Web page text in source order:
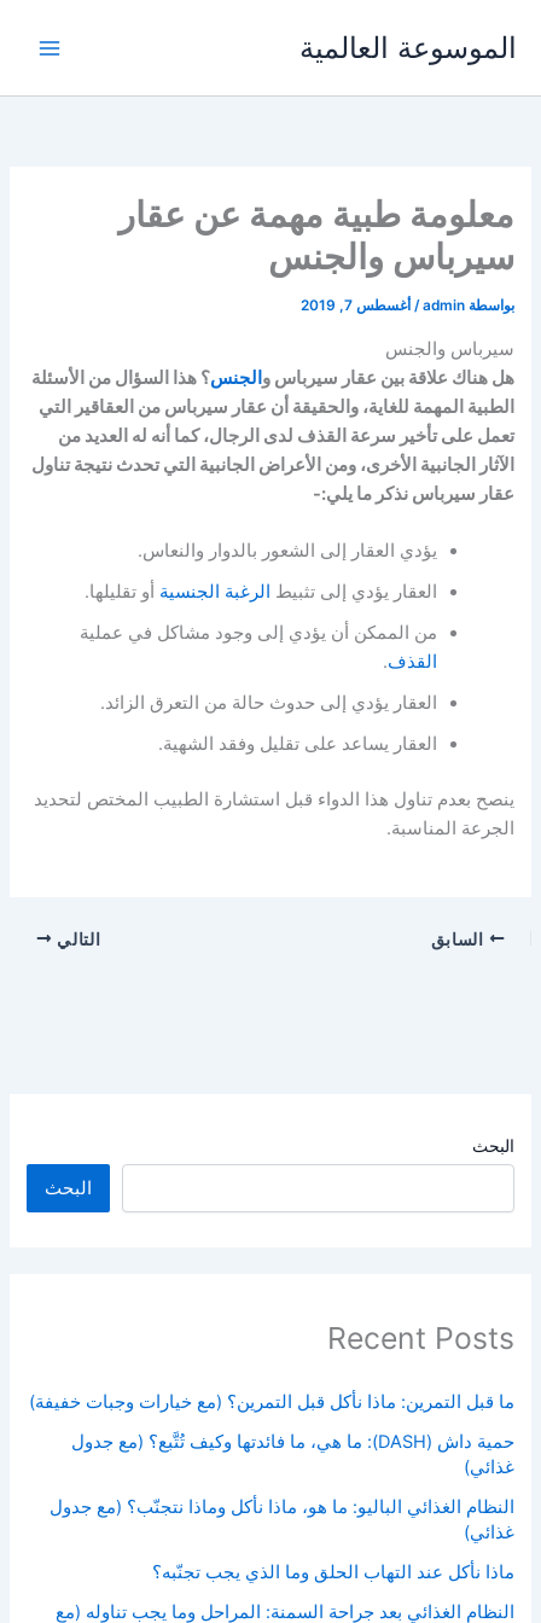
الموسوعة العالمية
البحث
البحث
Recent Posts
ما قبل التمرين: ماذا نأكل قبل التمرين؟ (مع خيارات وجبات خفيفة)
حمية داش (DASH): ما هي، ما فائدتها وكيف تُتَّبع؟ (مع جدول
غذائي)
النظام الغذائي الباليو: ما هو، ماذا نأكل وماذا نتجنّب؟ (مع جدول
غذائي)
ماذا نأكل عند التهاب الحلق وما الذي يجب تجنّبه؟
النظام الغذائي بعد جراحة السمنة: المراحل وما يجب تناوله (مع
معلومة طبية مهمة عن عقار
سيرباس والجنس
بواسطة admin
/ أغسطس 7, 2019
سيرباس والجنس
هل هناك علاقة بين عقار سيرباس و الجنس؟ هذا السؤال من الأسئلة
الطبية المهمة للغاية، والحقيقة أن عقار سيرباس من العقاقير التي
تعمل على تأخير سرعة القذف لدى الرجال، كما أنه له العديد من
الآثار الجانبية الأخرى، ومن الأعراض الجانبية التي تحدث نتيجة تناول
عقار سيرباس نذكر ما يلي:-
يؤدي العقار إلى الشعور بالدوار والنعاس.
العقار يؤدي إلى تثبيط الرغبة الجنسية أو تقليلها.
من الممكن أن يؤدي إلى وجود مشاكل في عملية
القذف.
العقار يؤدي إلى حدوث حالة من التعرق الزائد.
العقار يساعد على تقليل وفقد الشهية.
ينصح بعدم تناول هذا الدواء قبل استشارة الطبيب المختص لتحديد
الجرعة المناسبة.
السابق التالي